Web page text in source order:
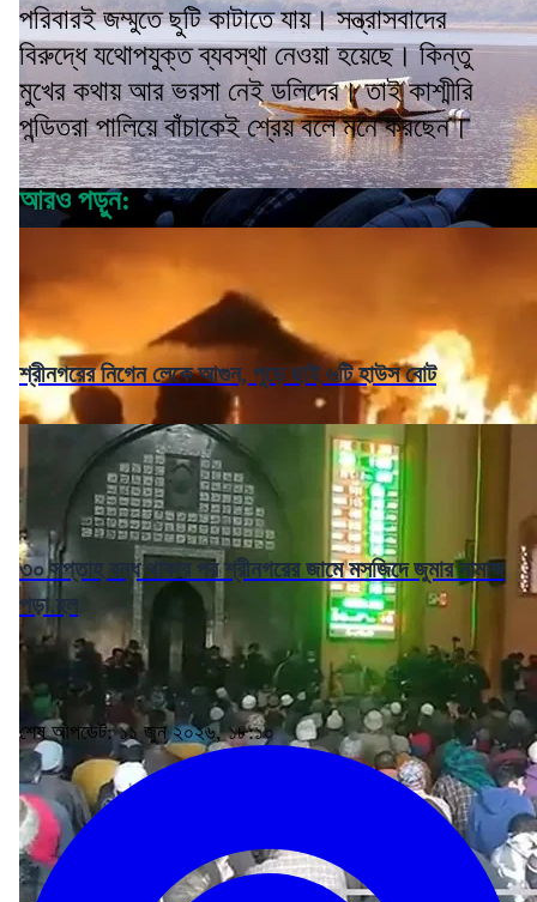
পরিবারই জম্মুতে ছুটি কাটাতে যায়। সন্ত্রাসবাদের
বিরুদ্ধে যথোপযুক্ত ব্যবস্থা নেওয়া হয়েছে। কিন্তু
মুখের কথায় আর ভরসা নেই ডলিদের। তাই কাশ্মীরি
পন্ডিতরা পালিয়ে বাঁচাকেই শ্রেয় বলে মনে করছেন।
আরও পড়ুন:
শ্রীনগরের নিগেন লেকে আগুন, পুড়ে ছাই ৬টি হাউস বোট
৩০ সপ্তাহ বন্ধ থাকার পর শ্রীনগরের জামে মসজিদে জুমার নামাজ
পড়া হল
শেষ আপডেট: ১১ জুন ২০২৬, ১৮:১০